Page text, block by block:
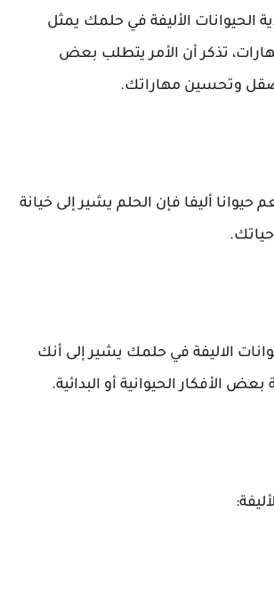
الحيوانات الأليفة في حلمك يمثل
تذكر أن الأمر يتطلب بعض
وتحسين مهاراتك.
حيوانا أليفا فإن الحلم يشير إلى خيانة
الاليفة في حلمك يشير إلى أنك
الأفكار الحيوانية أو البدائية.